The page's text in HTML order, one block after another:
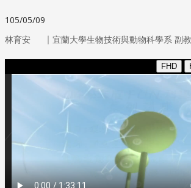
105/05/09
林育安 ｜ 宜蘭大學生物技術與動物科學系 副